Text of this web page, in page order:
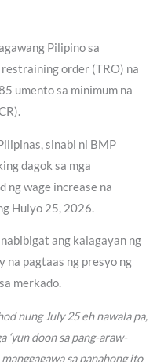
Pilipino sa
order (TRO) na
umento sa minimum na
sinabi ni BMP
dagok sa mga
ng wage increase na
Hulyo 25, 2026.
ang kalagayan ng
na pagtaas ng presyo ng
merkado.
nung July 25 eh nawala pa,
‘yun doon sa pang-araw-
sa panahong ito